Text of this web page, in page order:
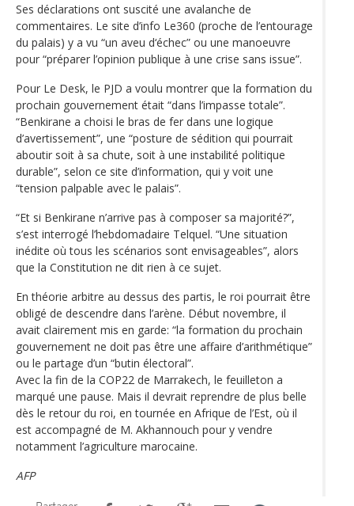
Ses déclarations ont suscité une avalanche de
commentaires. Le site d’info Le360 (proche de l’entourage
du palais) y a vu “un aveu d‘échec” ou une manoeuvre
pour “préparer l’opinion publique à une crise sans issue”.
Pour Le Desk, le PJD a voulu montrer que la formation du
prochain gouvernement était “dans l’impasse totale”.
“Benkirane a choisi le bras de fer dans une logique
d’avertissement”, une “posture de sédition qui pourrait
aboutir soit à sa chute, soit à une instabilité politique
durable”, selon ce site d’information, qui y voit une
“tension palpable avec le palais”.
“Et si Benkirane n’arrive pas à composer sa majorité?”,
s’est interrogé l’hebdomadaire Telquel. “Une situation
inédite où tous les scénarios sont envisageables”, alors
que la Constitution ne dit rien à ce sujet.
En théorie arbitre au dessus des partis, le roi pourrait être
obligé de descendre dans l’arène. Début novembre, il
avait clairement mis en garde: “la formation du prochain
gouvernement ne doit pas être une affaire d’arithmétique”
ou le partage d’un “butin électoral”.
Avec la fin de la COP22 de Marrakech, le feuilleton a
marqué une pause. Mais il devrait reprendre de plus belle
dès le retour du roi, en tournée en Afrique de l’Est, où il
est accompagné de M. Akhannouch pour y vendre
notamment l’agriculture marocaine.
AFP